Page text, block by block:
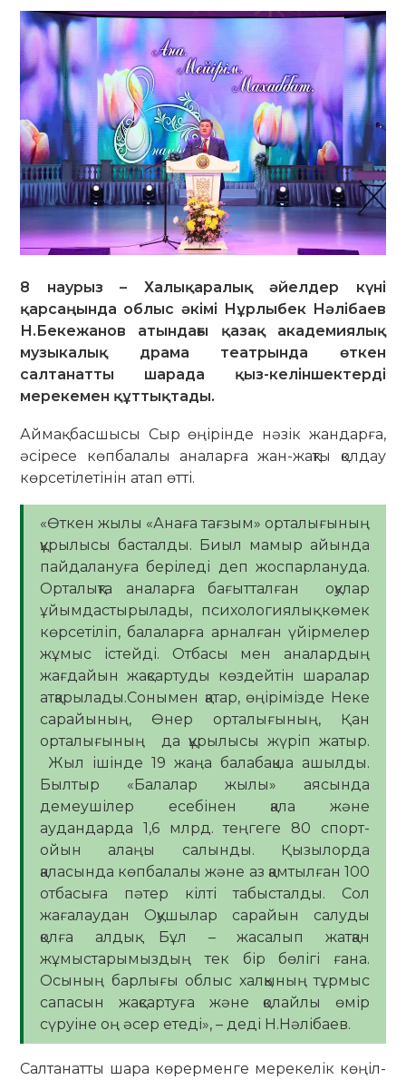
8 наурыз – Халықаралық әйелдер күні
қарсаңында облыс әкімі Нұрлыбек Нәлібаев
Н.Бекежанов атындағы қазақ академиялық
музыкалық драма театрында өткен
салтанатты шарада қыз-келіншектерді
мерекемен құттықтады.
Аймақ басшысы Сыр өңірінде нәзік жандарға,
әсіресе көпбалалы аналарға жан-жақты қолдау
көрсетілетінін атап өтті.
«Өткен жылы «Анаға тағзым» орталығының
құрылысы басталды. Биыл мамыр айында
пайдалануға беріледі деп жоспарлануда.
Орталықта аналарға бағытталған оқулар
ұйымдастырылады, психологиялық көмек
көрсетіліп, балаларға арналған үйірмелер
жұмыс істейді. Отбасы мен аналардың
жағдайын жақсартуды көздейтін шаралар
атқарылады.Сонымен қатар, өңірімізде Неке
сарайының, Өнер орталығының, Қан
орталығының да құрылысы жүріп жатыр.
Жыл ішінде 19 жаңа балабақша ашылды.
Былтыр «Балалар жылы» аясында
демеушілер есебінен қала және
аудандарда 1,6 млрд. теңгеге 80 спорт-
ойын алаңы салынды. Қызылорда
қаласында көпбалалы және аз қамтылған 100
отбасыға пәтер кілті табысталды. Сол
жағалаудан Оқушылар сарайын салуды
қолға алдық. Бұл – жасалып жатқан
жұмыстарымыздың тек бір бөлігі ғана.
Осының барлығы облыс халқының тұрмыс
сапасын жақсартуға және қолайлы өмір
сүруіне оң әсер етеді», – деді Н.Нәлібаев.
Салтанатты шара көрерменге мерекелік көңіл-